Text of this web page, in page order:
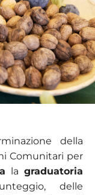
della
Comunitari per
la graduatoria
delle